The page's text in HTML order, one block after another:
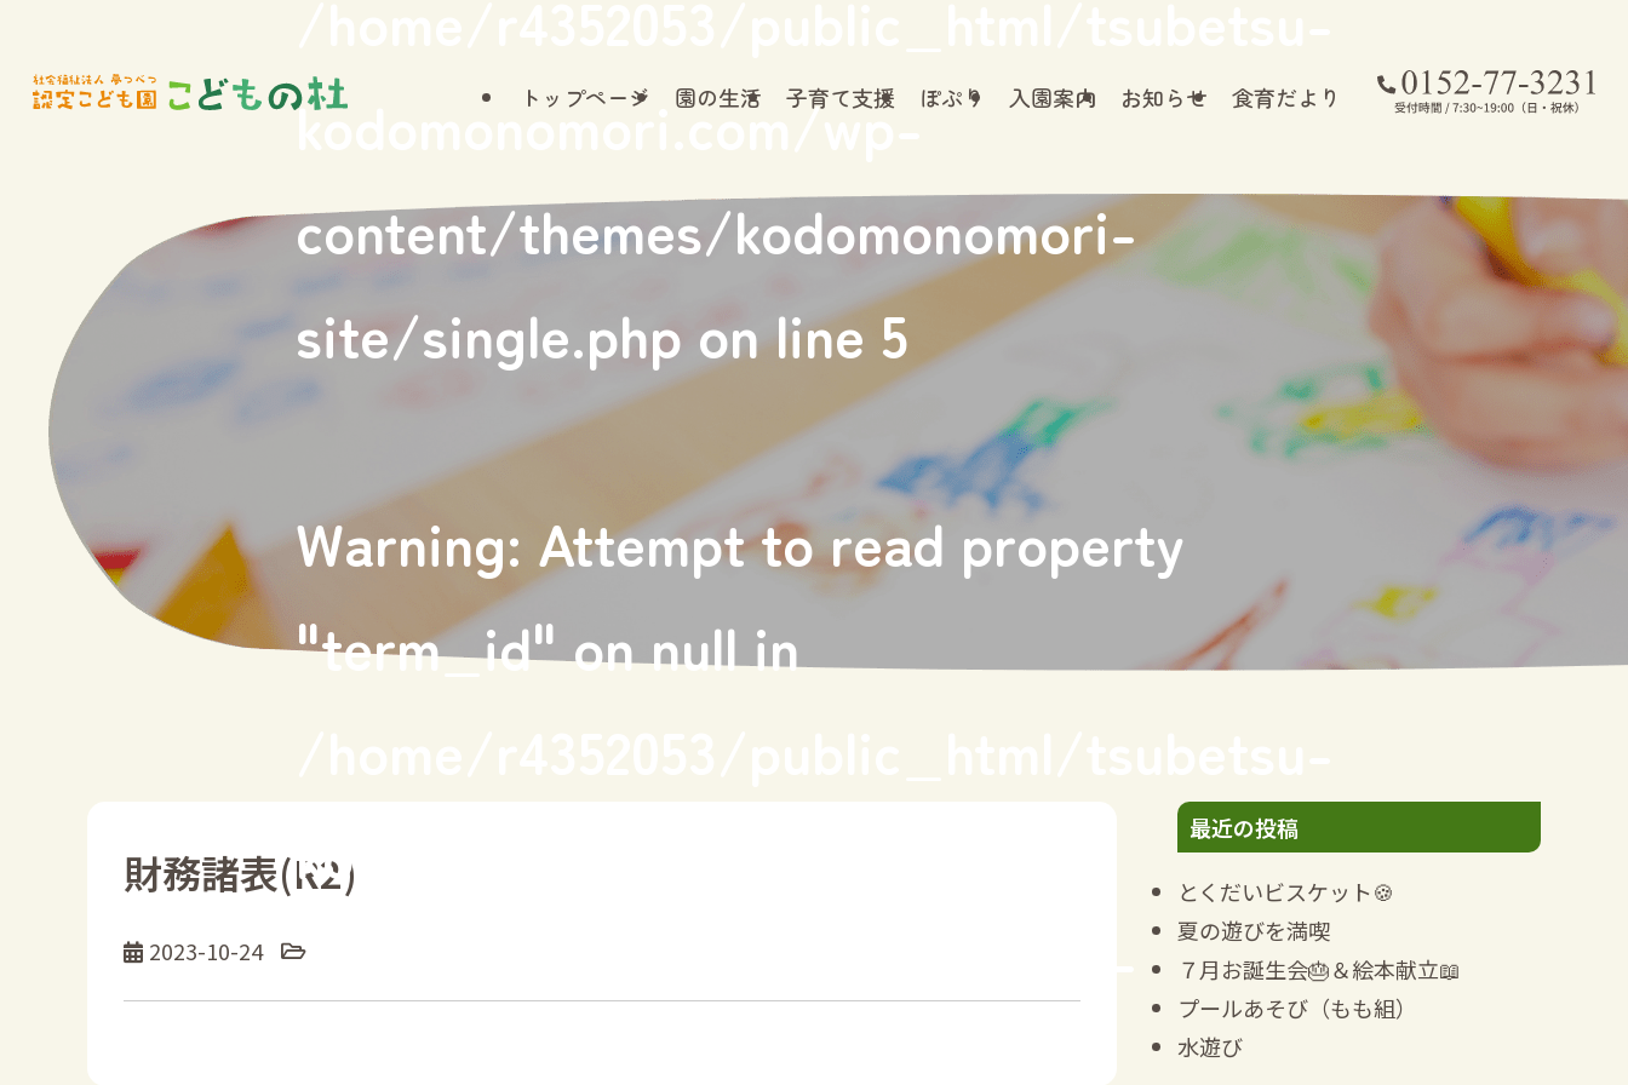
トップページ 園の生活 子育て支援 ぽぷり 入園案内 お知らせ 食育だより
kodomonomori.com/wp-
content/themes/kodomonomori-
site/single.php on line5
Warning: Attempt to read property
"term_id" on null in
kodomonomori.com/wp-
content/themes/kodomonomori-
財務諸表(R2)
2023-10-24
最近の投稿
とくだいビスケット🍪
夏の遊びを満喫
７月お誕生会🎂＆絵本献立📖
プールあそび（もも組）
水遊び